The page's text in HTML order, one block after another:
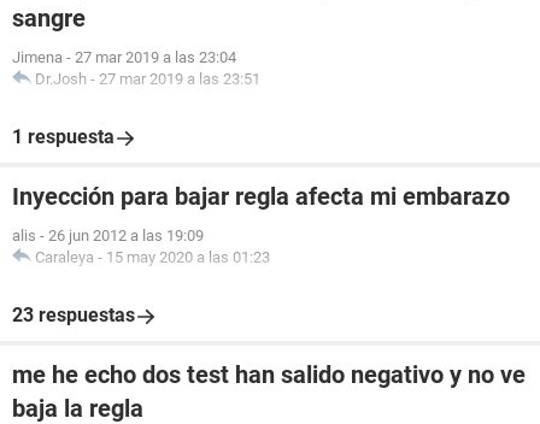
sangre
Jimena - 27 mar 2019 a las 23:04
Dr.Josh - 27 mar 2019 a las 23:51
1 respuesta
Inyección para bajar regla afecta mi embarazo
alis - 26 jun 2012 a las 19:09
Caraleya - 15 may 2020 a las 01:23
23 respuestas
me he echo dos test han salido negativo y no ve
baja la regla